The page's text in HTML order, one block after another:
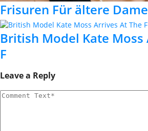
Frisuren Für ältere
British Model Kate Moss
F
Leave a Reply